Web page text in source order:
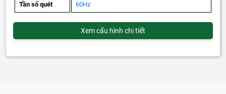
Tần số quét 60Hz
Xem cấu hình chi tiết